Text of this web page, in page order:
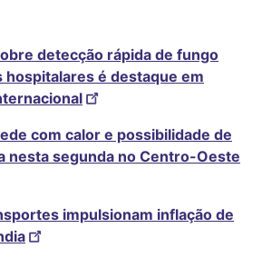
detecção rápida de fungo
hospitalares é destaque em
com calor e possibilidade de
nesta segunda no Centro-Oeste
impulsionam inflação de